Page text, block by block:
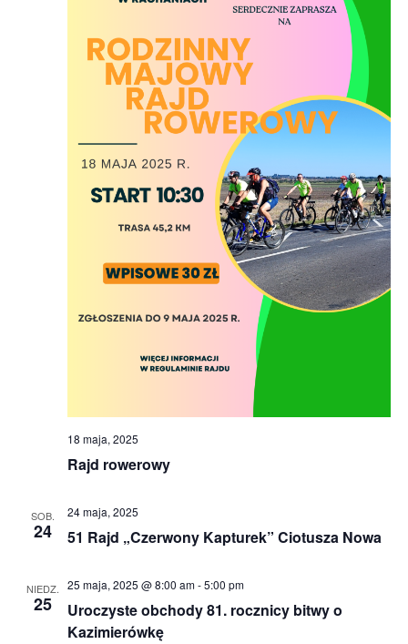
Rajd rowerowy
18 maja, 2025
SOB.
24 51 Rajd „Czerwony Kapturek” Ciotusza Nowa
24 maja, 2025
NIEDZ.
25
Uroczyste obchody 81. rocznicy bitwy o
Kazimierówkę
25 maja, 2025 @ 8:00 am-5:00 pm